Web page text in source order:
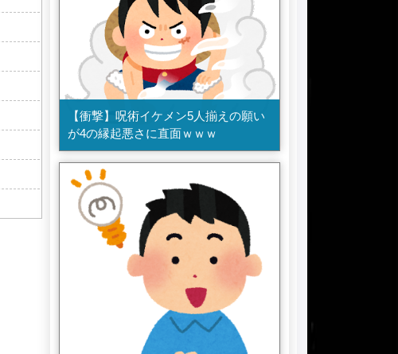
【衝撃】呪術イケメン5人揃えの願い
が4の縁起悪さに直面ｗｗｗ